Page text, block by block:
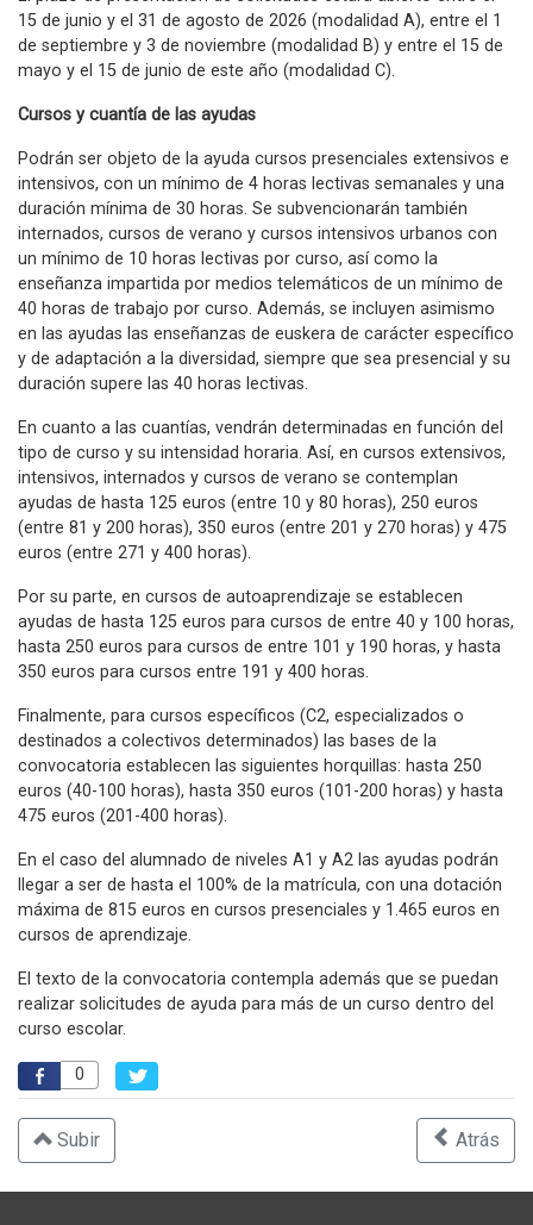
15 de junio y el 31 de agosto de 2026 (modalidad A), entre el 1
de septiembre y 3 de noviembre (modalidad B) y entre el 15 de
mayo y el 15 de junio de este año (modalidad C).
Cursos y cuantía de las ayudas
Podrán ser objeto de la ayuda cursos presenciales extensivos e
intensivos, con un mínimo de 4 horas lectivas semanales y una
duración mínima de 30 horas. Se subvencionarán también
internados, cursos de verano y cursos intensivos urbanos con
un mínimo de 10 horas lectivas por curso, así como la
enseñanza impartida por medios telemáticos de un mínimo de
40 horas de trabajo por curso. Además, se incluyen asimismo
en las ayudas las enseñanzas de euskera de carácter específico
y de adaptación a la diversidad, siempre que sea presencial y su
duración supere las 40 horas lectivas.
En cuanto a las cuantías, vendrán determinadas en función del
tipo de curso y su intensidad horaria. Así, en cursos extensivos,
intensivos, internados y cursos de verano se contemplan
ayudas de hasta 125 euros (entre 10 y 80 horas), 250 euros
(entre 81 y 200 horas), 350 euros (entre 201 y 270 horas) y 475
euros (entre 271 y 400 horas).
Por su parte, en cursos de autoaprendizaje se establecen
ayudas de hasta 125 euros para cursos de entre 40 y 100 horas,
hasta 250 euros para cursos de entre 101 y 190 horas, y hasta
350 euros para cursos entre 191 y 400 horas.
Finalmente, para cursos específicos (C2, especializados o
destinados a colectivos determinados) las bases de la
convocatoria establecen las siguientes horquillas: hasta 250
euros (40-100 horas), hasta 350 euros (101-200 horas) y hasta
475 euros (201-400 horas).
En el caso del alumnado de niveles A1 y A2 las ayudas podrán
llegar a ser de hasta el 100% de la matrícula, con una dotación
máxima de 815 euros en cursos presenciales y 1.465 euros en
cursos de aprendizaje.
El texto de la convocatoria contempla además que se puedan
realizar solicitudes de ayuda para más de un curso dentro del
curso escolar.
0
Atrás
Subir